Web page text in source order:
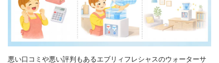
悪い口コミや悪い評判もあるエブリィフレシャスのウォーターサ